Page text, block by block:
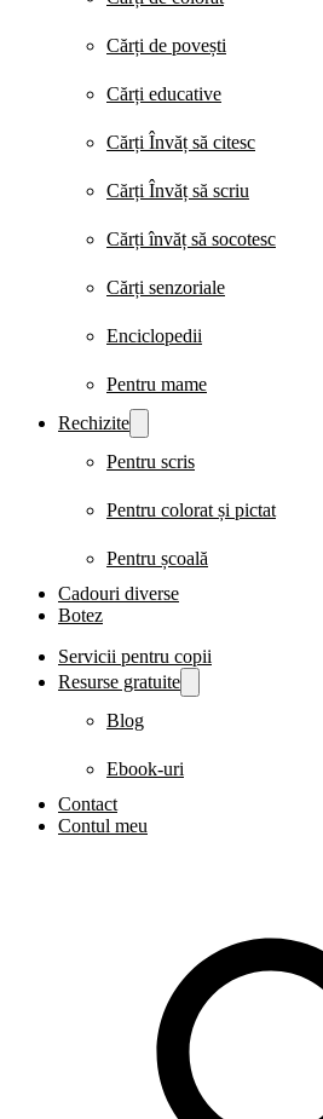
Cărți de povești
Cărți educative
Cărți Învăț să citesc
Cărți Învăț să scriu
Cărți învăț să socotesc
Cărți senzoriale
Enciclopedii
Pentru mame
Rechizite
Pentru scris
Pentru colorat și pictat
Pentru școală
Cadouri diverse
Botez
Servicii pentru copii
Resurse gratuite
Blog
Ebook-uri
Contact
Contul meu